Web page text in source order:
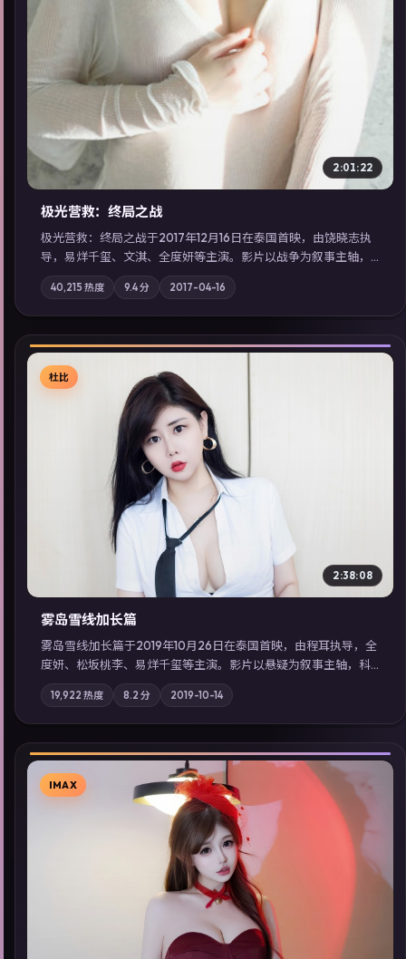
2:01:22
极光营救：终局之战
极光营救：终局之战于2017年12月16日在泰国首映，由饶晓志执
导，易烊千玺、文淇、全度妍等主演。影片以战争为叙事主轴，
一场意外将众人卷入不可撤回的连锁反应；摄影与配乐强化地域
气质；站内亦可通过「国产免费观看高清电视剧在线看」延展检
索同类型高分佳作，畅享高清在线追剧体验。
40,215 热度 9.4分 2017-04-16
▶
杜比
2:38:08
雾岛雪线·加长篇
雾岛雪线·加长篇于2019年10月26日在泰国首映，由程耳执导，全
度妍、松坂桃李、易烊千玺等主演。影片以悬疑为叙事主轴，科
技与人性的边界在实验事故后逐渐模糊；摄影与配乐强化地域气
质；站内亦可通过「国产免费观看高清电视剧在线看」延展检索
同类型高分佳作，畅享高清在线追剧体验。
19,922 热度 8.2 分 2019-10-14
▶
IMAX